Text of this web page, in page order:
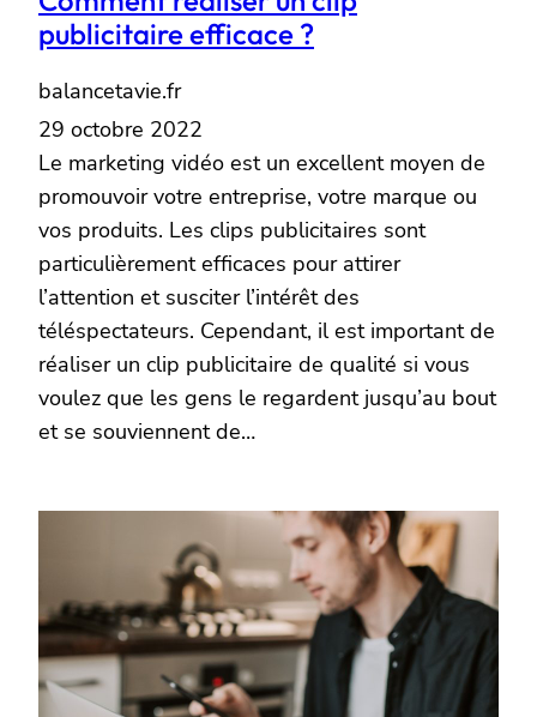
publicitaire efficace ?
balancetavie.fr
29 octobre 2022
Le marketing vidéo est un excellent moyen de
promouvoir votre entreprise, votre marque ou
vos produits. Les clips publicitaires sont
particulièrement efficaces pour attirer
l’attention et susciter l’intérêt des
téléspectateurs. Cependant, il est important de
réaliser un clip publicitaire de qualité si vous
voulez que les gens le regardent jusqu’au bout
et se souviennent de…